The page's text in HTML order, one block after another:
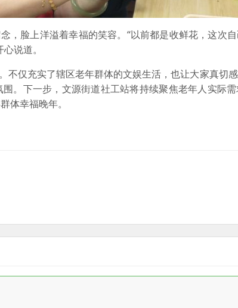
脸上洋溢着幸福的笑容。“以前都是收鲜花，这次
说道。
仅充实了辖区老年群体的文娱生活，也让大家真切
。下一步，文源街道社工站将持续聚焦老年人实际
体幸福晚年。